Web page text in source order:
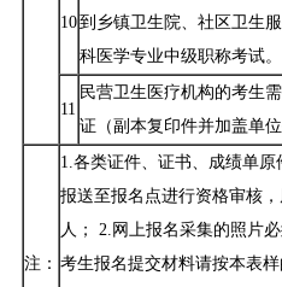
10到乡镇卫生院、社区卫生
科医学专业中级职称考试。
11
民营卫生医疗机构的考生
证（副本复印件并加盖单位
注：
1.各类证件、证书、成绩单
报送至报名点进行资格审核
人； 2.网上报名采集的照片
考生报名提交材料请按本表